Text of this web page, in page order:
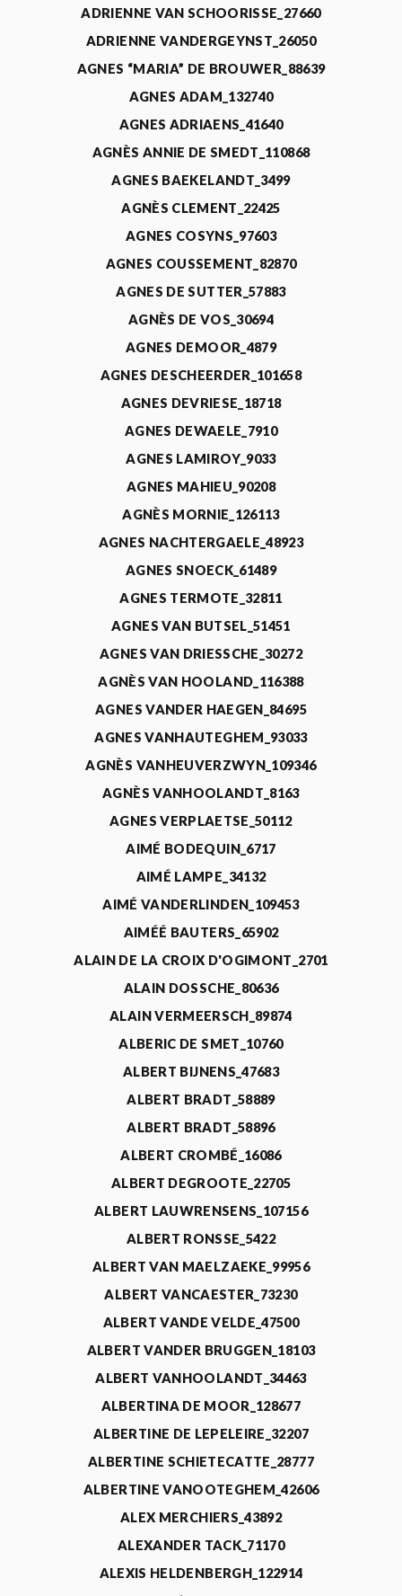
ADRIENNE VAN SCHOORISSE_27660
ADRIENNE VANDERGEYNST_26050
AGNES “MARIA” DE BROUWER_88639
AGNES ADAM_132740
AGNES ADRIAENS_41640
AGNÈS ANNIE DE SMEDT_110868
AGNES BAEKELANDT_3499
AGNÈS CLEMENT_22425
AGNES COSYNS_97603
AGNES COUSSEMENT_82870
AGNES DE SUTTER_57883
AGNÈS DE VOS_30694
AGNES DEMOOR_4879
AGNES DESCHEERDER_101658
AGNES DEVRIESE_18718
AGNES DEWAELE_7910
AGNES LAMIROY_9033
AGNES MAHIEU_90208
AGNÈS MORNIE_126113
AGNES NACHTERGAELE_48923
AGNES SNOECK_61489
AGNES TERMOTE_32811
AGNES VAN BUTSEL_51451
AGNES VAN DRIESSCHE_30272
AGNÈS VAN HOOLAND_116388
AGNES VANDER HAEGEN_84695
AGNES VANHAUTEGHEM_93033
AGNÈS VANHEUVERZWYN_109346
AGNÈS VANHOOLANDT_8163
AGNES VERPLAETSE_50112
AIMÉ BODEQUIN_6717
AIMÉ LAMPE_34132
AIMÉ VANDERLINDEN_109453
AIMÉÉ BAUTERS_65902
ALAIN DE LA CROIX D'OGIMONT_2701
ALAIN DOSSCHE_80636
ALAIN VERMEERSCH_89874
ALBERIC DE SMET_10760
ALBERT BIJNENS_47683
ALBERT BRADT_58889
ALBERT BRADT_58896
ALBERT CROMBÉ_16086
ALBERT DEGROOTE_22705
ALBERT LAUWRENSENS_107156
ALBERT RONSSE_5422
ALBERT VAN MAELZAEKE_99956
ALBERT VANCAESTER_73230
ALBERT VANDE VELDE_47500
ALBERT VANDER BRUGGEN_18103
ALBERT VANHOOLANDT_34463
ALBERTINA DE MOOR_128677
ALBERTINE DE LEPELEIRE_32207
ALBERTINE SCHIETECATTE_28777
ALBERTINE VANOOTEGHEM_42606
ALEX MERCHIERS_43892
ALEXANDER TACK_71170
ALEXIS HELDENBERGH_122914